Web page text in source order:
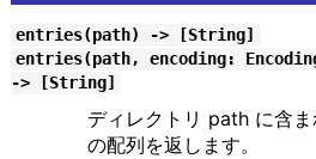
entries(path) -> [String]
entries(path, encoding:
-> [String]
ディレクトリ path に含
の配列を返します。